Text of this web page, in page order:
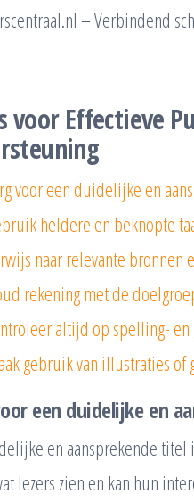
– Verbindend
voor Effectieve
voor een duidelijke en
heldere en beknopte
naar relevante bronnen
rekening met de
altijd op spelling- en
gebruik van illustraties
een duidelijke en
en aansprekende
lezers zien en kan hun